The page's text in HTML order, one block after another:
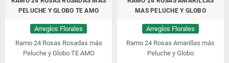
PELUCHE Y GLOBO TE AMO
Arreglos Florales
Ramo 24 Rosas Rosadas más
Peluche y Globo TE AMO
MAS PELUCHE Y GLOBO
Arreglos Florales
Ramo 24 Rosas Amarillas más
Peluche y Globo